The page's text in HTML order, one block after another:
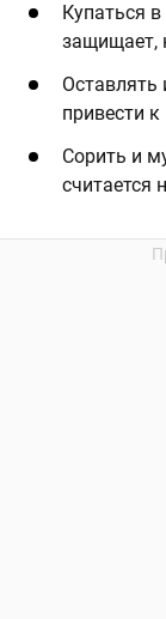
Купаться
защищает,
привести
Сорить и
считается